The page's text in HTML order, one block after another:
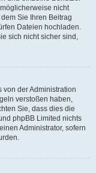
nicht
Sie Ihren Beitrag
Dateien hochladen.
sich nicht sicher sind,
von der Administration
verstoßen haben,
Sie, dass dies die
phpBB Limited nichts
Administrator, sofern